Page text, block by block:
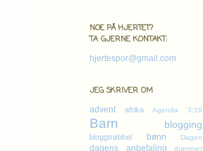
NOE PÅ HJERTET?
TA GJERNE KONTAKT:
hjertespor@gmail.com
JEG SKRIVER OM
advent afrika Agenda 3:16
Barn blogging
bloggtrøbbel bønn Dagen
dagens anbefaling
drømmer